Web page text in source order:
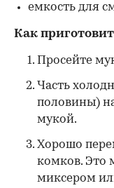
емкость для
Как
Просейте
Часть
половины)
мукой.
Хорошо
комков. Это
миксером